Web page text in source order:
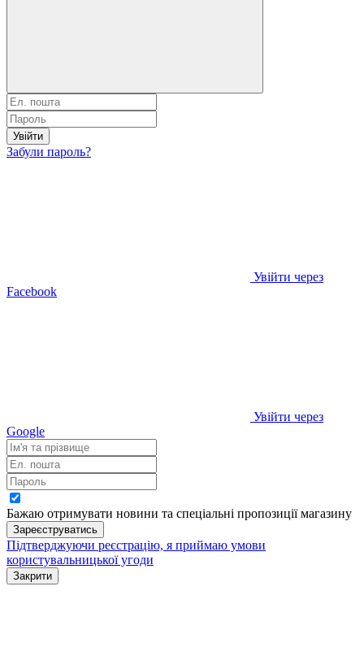
Увійти
Забули пароль?
Увійти через
Facebook
Увійти через
Google
Бажаю отримувати новини та спеціальні пропозиціїмагазину
Зареєструватись
Підтверджуючи реєстрацію, я приймаю умови
користувальницької угоди
Закрити